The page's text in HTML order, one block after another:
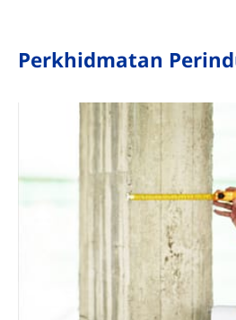
bahagian utama yang lain. Kren
penambat, peranti kabel
peranti lain.
Perkhidmatan